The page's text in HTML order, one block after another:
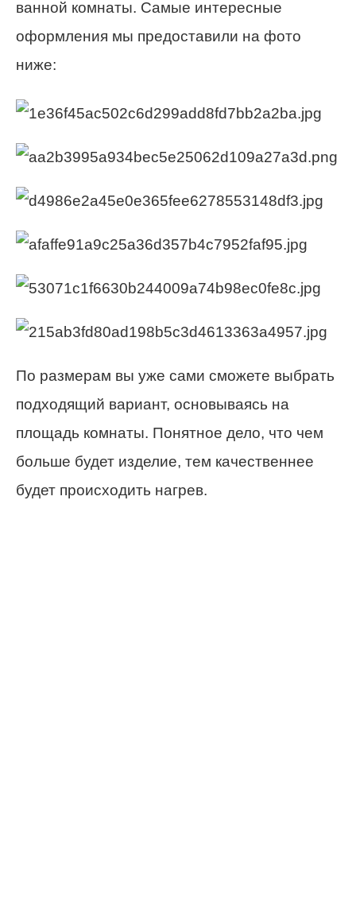
ванной комнаты. Самые интересные
оформления мы предоставили на фото
ниже:
По размерам вы уже сами сможете выбрать
подходящий вариант, основываясь на
площадь комнаты. Понятное дело, что чем
больше будет изделие, тем качественнее
будет происходить нагрев.